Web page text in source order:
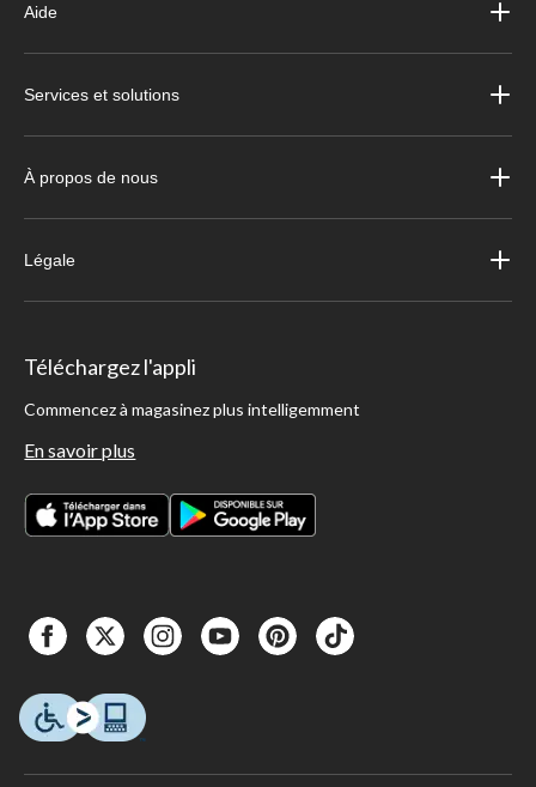
Aide
Services et solutions
À propos de nous
Légale
Téléchargez l'appli
Commencez à magasinez plus intelligemment
En savoir plus